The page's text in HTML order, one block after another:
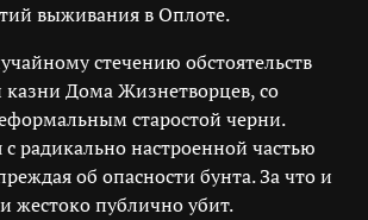
выживания в Оплоте.
стечению обстоятельств
казни Дома Жизнетворцев, со
старостой черни.
радикально настроенной частью
об опасности бунта. За что и
жестоко публично убит.